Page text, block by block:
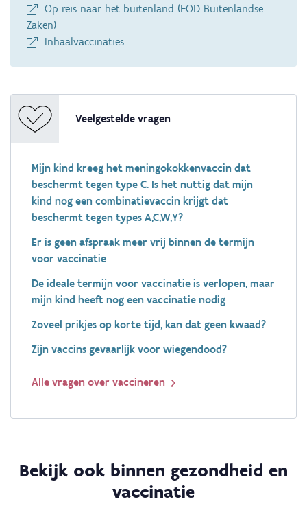
Op reis naar het buitenland (FOD Buitenlandse
Zaken)
Inhaalvaccinaties
Veelgestelde vragen
Mijn kind kreeg het meningokokkenvaccin dat
beschermt tegen type C. Is het nuttig dat mijn
kind nog een combinatievaccin krijgt dat
beschermt tegen types A,C,W,Y?
Er is geen afspraak meer vrij binnen de termijn
voor vaccinatie
De ideale termijn voor vaccinatie is verlopen, maar
mijn kind heeft nog een vaccinatie nodig
Zoveel prikjes op korte tijd, kan dat geen kwaad?
Zijn vaccins gevaarlijk voor wiegendood?
Alle vragen over vaccineren
Bekijk ook binnen gezondheid en
vaccinatie